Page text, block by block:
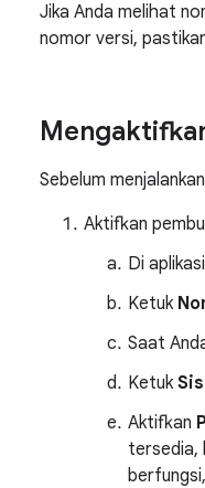
Jika Anda melihat
nomor versi,
Sebelum
Aktifkan
Di
Ketuk
Saat
Ketuk
Aktifkan
tersedia,